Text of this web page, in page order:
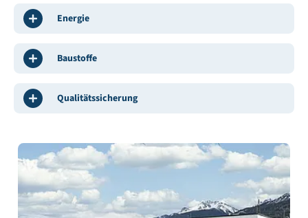
Energie
Baustoffe
Qualitätssicherung